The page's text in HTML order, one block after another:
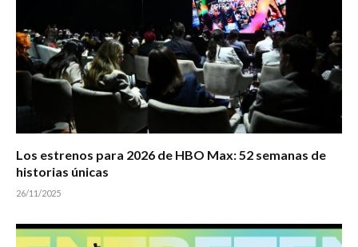
Los estrenos para 2026 de HBO Max: 52 semanas de
historias únicas
26/11/2025